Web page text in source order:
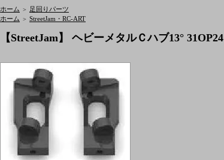
ホーム ＞ 足回りパーツ
ホーム ＞ StreetJam・RC-ART
【StreetJam】 ヘビーメタルＣハブ13° 31OP24